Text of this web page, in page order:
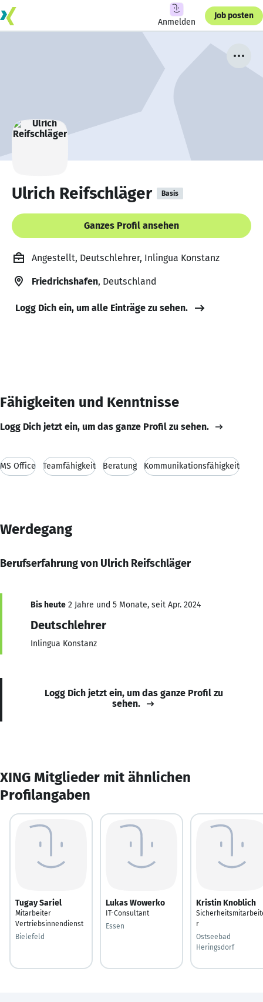
Anmelden
Job posten
Ulrich Reifschläger Basis
Ganzes Profil ansehen
Angestellt, Deutschlehrer, Inlingua Konstanz
Friedrichshafen, Deutschland
Logg Dich ein, um alle Einträge zu sehen.
Fähigkeiten und Kenntnisse
Logg Dich jetzt ein, um das ganze Profil zu sehen.
MS Office Teamfähigkeit Beratung Kommunikationsfähigkeit
Werdegang
Berufserfahrung von Ulrich Reifschläger
Bis heute 2 Jahre und 5 Monate, seit Apr. 2024
Deutschlehrer
Inlingua Konstanz
Logg Dich jetzt ein, um das ganze Profil zu
sehen.
XING Mitglieder mit ähnlichen
Profilangaben
Tugay Sariel
Mitarbeiter
Vertriebsinnendienst
Bielefeld
Lukas Wowerko
IT-Consultant
Essen
Kristin Knoblich
r
Ostseebad
Heringsdorf